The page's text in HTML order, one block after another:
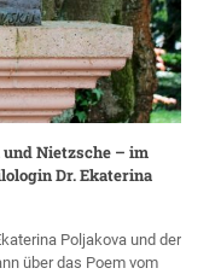
Nietzsche – im
Dr. Ekaterina
Poljakova und der
über das Poem vom